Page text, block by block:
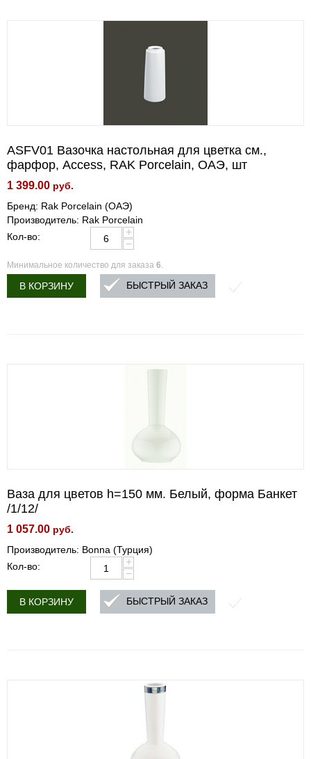
ASFV01 Вазочка настольная для цветка см.,
фарфор, Access, RAK Porcelain, ОАЭ, шт
1 399.00 руб.
Бренд: Rak Porcelain (ОАЭ)
Производитель: Rak Porcelain
Кол-во:
+
−
Минимальное количество для заказа 6.
В КОРЗИНУ БЫСТРЫЙ ЗАКАЗ
Ваза для цветов h=150 мм. Белый, форма Банкет
/1/12/
1 057.00 руб.
Производитель: Bonna (Турция)
Кол-во:
+
−
В КОРЗИНУ БЫСТРЫЙ ЗАКАЗ